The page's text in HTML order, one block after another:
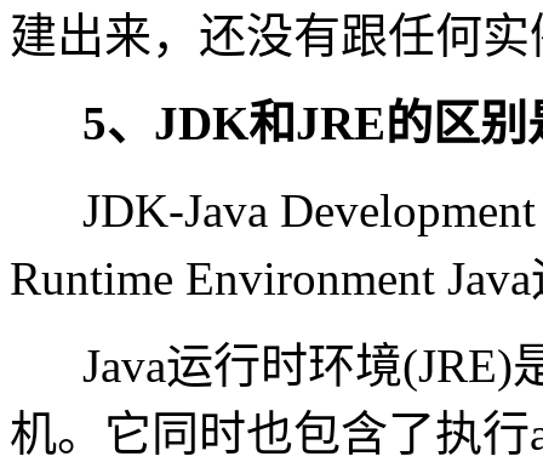
建出来，还没有跟任何
5、JDK和JRE的区别
JDK-Java
Runtime Environment
Java运行时环境(JRE)
机。它同时也包含了执行